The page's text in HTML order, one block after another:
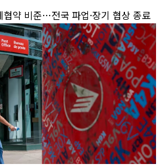
약 비준…전국 파업·장기 협상 종료